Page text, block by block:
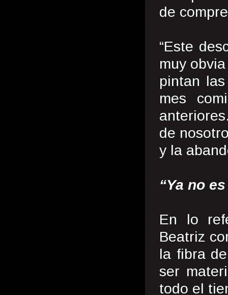
de
“Este
muy
pintan
mes
de
y la
“Ya no
En lo
Beatriz
la fibra
ser
todo el